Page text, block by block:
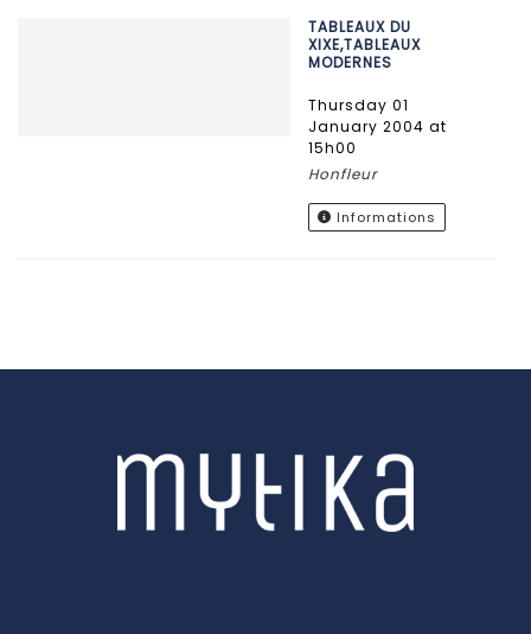
TABLEAUX DU
XIXE,TABLEAUX
MODERNES
Thursday 01
January 2004 at
15h00
Honfleur
Informations